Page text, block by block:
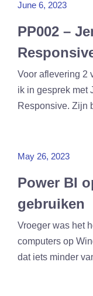
June 6, 2023
PP002 –
Voor aflevering 2
ik in gesprek met
Responsive. Zijn
May 26, 2023
Power BI
gebruiken
Vroeger was het
computers op
dat iets minder